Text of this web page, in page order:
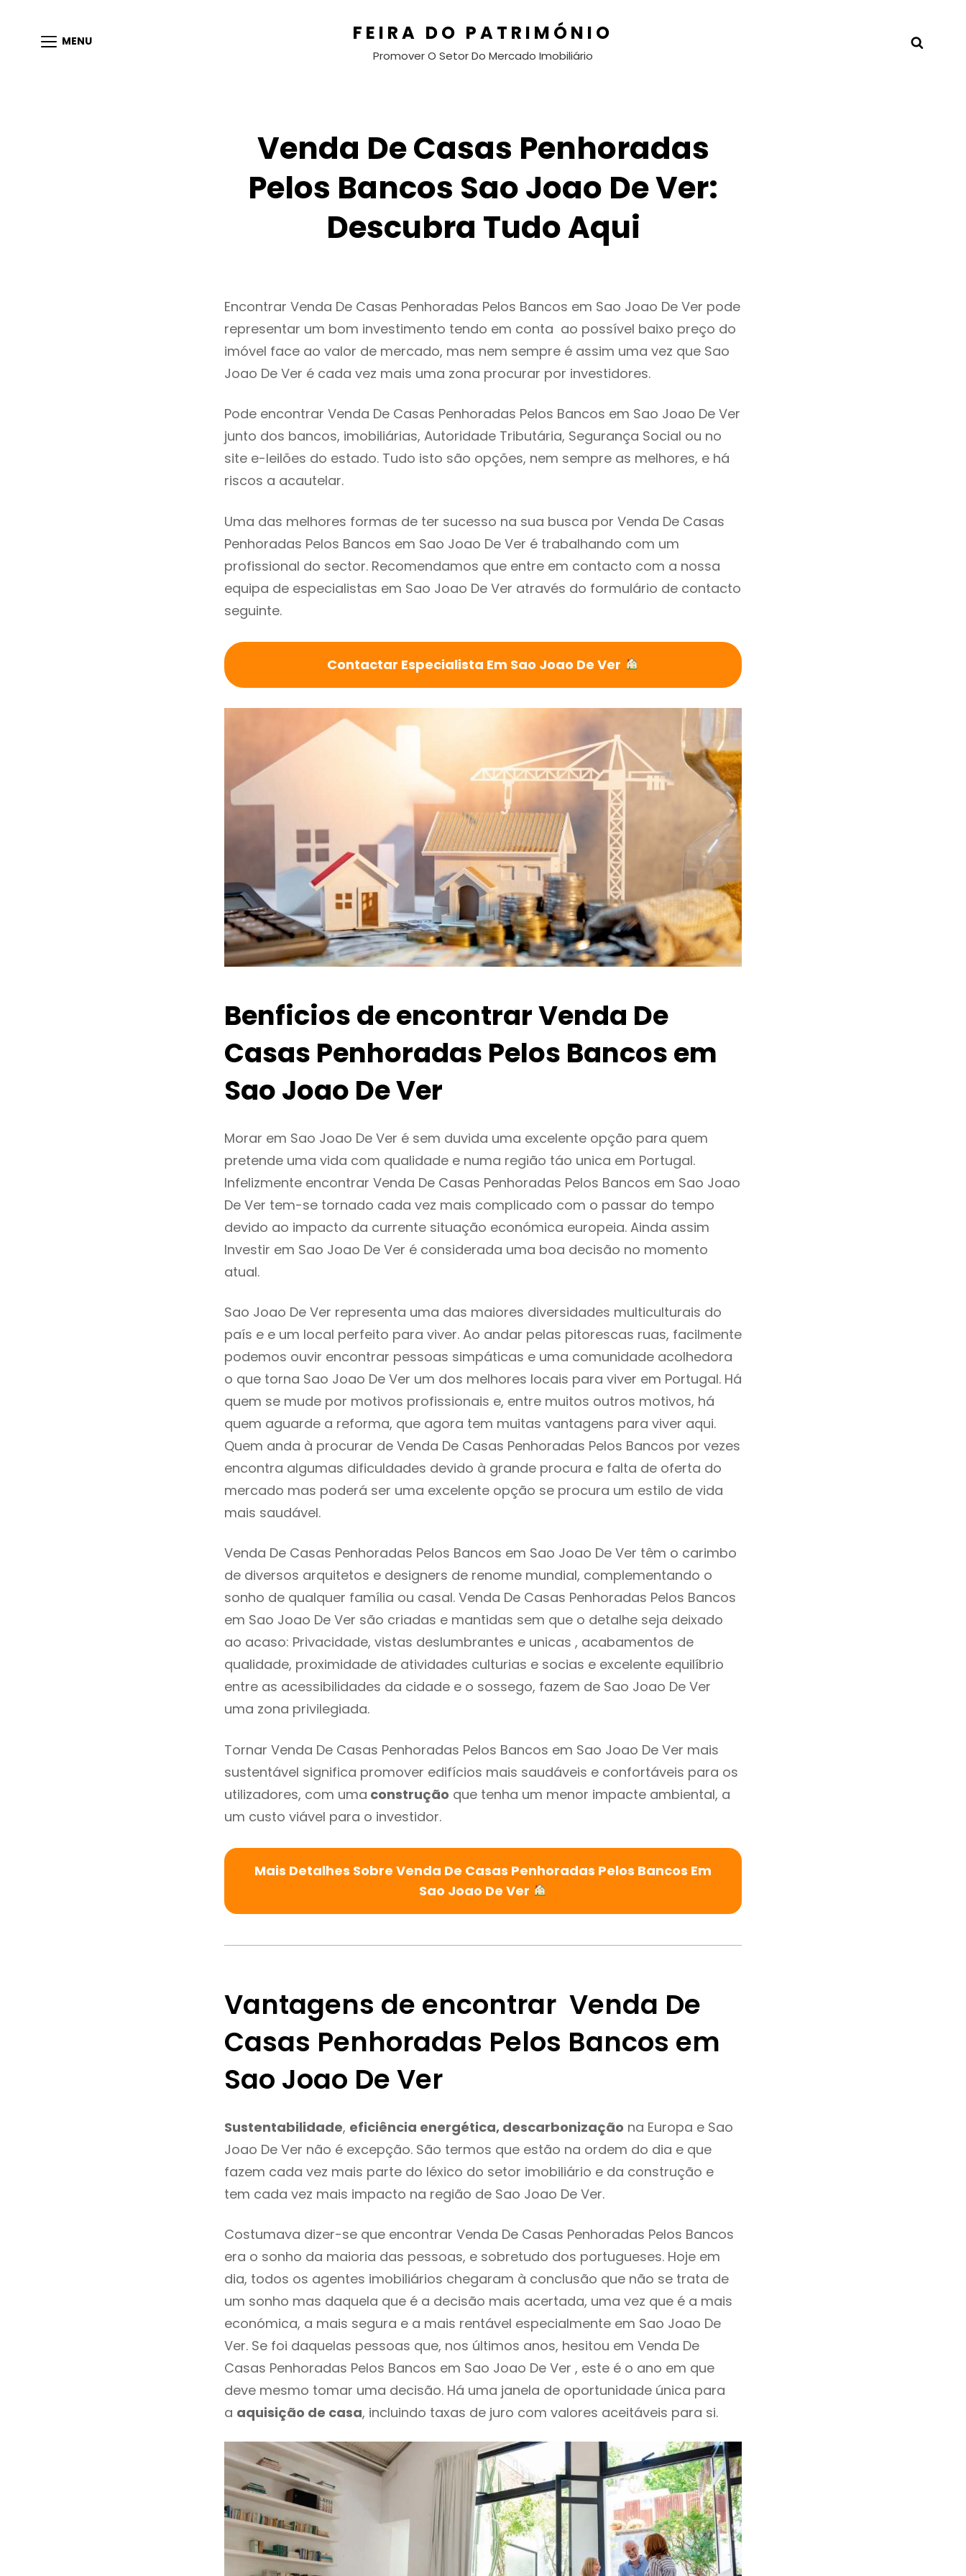
MENU FEIRA DO PATRIMÓNIO
Promover O Setor Do Mercado Imobiliário
Venda De Casas Penhoradas
Pelos Bancos Sao Joao De Ver:
Descubra Tudo Aqui
Encontrar Venda De Casas Penhoradas Pelos Bancos em Sao Joao De Ver pode
representar um bom investimento tendo em conta ao possível baixo preço do
imóvel face ao valor de mercado, mas nem sempre é assim uma vez que Sao
Joao De Ver é cada vez mais uma zona procurar por investidores.
Pode encontrar Venda De Casas Penhoradas Pelos Bancos em Sao Joao De Ver
junto dos bancos, imobiliárias, Autoridade Tributária, Segurança Social ou no
site e-leilões do estado. Tudo isto são opções, nem sempre as melhores, e há
riscos a acautelar.
Uma das melhores formas de ter sucesso na sua busca por Venda De Casas
Penhoradas Pelos Bancos em Sao Joao De Ver é trabalhando com um
profissional do sector. Recomendamos que entre em contacto com a nossa
equipa de especialistas em Sao Joao De Ver através do formulário de contacto
seguinte.
Contactar Especialista Em Sao Joao De Ver
Benficios de encontrar Venda De
Casas Penhoradas Pelos Bancos em
Sao Joao De Ver
Morar em Sao Joao De Ver é sem duvida uma excelente opção para quem
pretende uma vida com qualidade e numa região táo unica em Portugal.
Infelizmente encontrar Venda De Casas Penhoradas Pelos Bancos em Sao Joao
De Ver tem-se tornado cada vez mais complicado com o passar do tempo
devido ao impacto da currente situação económica europeia. Ainda assim
Investir em Sao Joao De Ver é considerada uma boa decisão no momento
atual.
Sao Joao De Ver representa uma das maiores diversidades multiculturais do
país e e um local perfeito para viver. Ao andar pelas pitorescas ruas, facilmente
podemos ouvir encontrar pessoas simpáticas e uma comunidade acolhedora
o que torna Sao Joao De Ver um dos melhores locais para viver em Portugal. Há
quem se mude por motivos profissionais e, entre muitos outros motivos, há
quem aguarde a reforma, que agora tem muitas vantagens para viver aqui.
Quem anda à procurar de Venda De Casas Penhoradas Pelos Bancos por vezes
encontra algumas dificuldades devido à grande procura e falta de oferta do
mercado mas poderá ser uma excelente opção se procura um estilo de vida
mais saudável.
Venda De Casas Penhoradas Pelos Bancos em Sao Joao De Ver têm o carimbo
de diversos arquitetos e designers de renome mundial, complementando o
sonho de qualquer família ou casal. Venda De Casas Penhoradas Pelos Bancos
em Sao Joao De Ver são criadas e mantidas sem que o detalhe seja deixado
ao acaso: Privacidade, vistas deslumbrantes e unicas , acabamentos de
qualidade, proximidade de atividades culturias e socias e excelente equilíbrio
entre as acessibilidades da cidade e o sossego, fazem de Sao Joao De Ver
uma zona privilegiada.
Tornar Venda De Casas Penhoradas Pelos Bancos em Sao Joao De Ver mais
sustentável significa promover edifícios mais saudáveis e confortáveis para os
utilizadores, com uma construção que tenha um menor impacte ambiental, a
um custo viável para o investidor.
Mais Detalhes Sobre Venda De Casas Penhoradas Pelos Bancos Em
Sao Joao De Ver
Vantagens de encontrar Venda De
Casas Penhoradas Pelos Bancos em
Sao Joao De Ver
Sustentabilidade, eficiência energética, descarbonização na Europa e Sao
Joao De Ver não é excepção. São termos que estão na ordem do dia e que
fazem cada vez mais parte do léxico do setor imobiliário e da construção e
tem cada vez mais impacto na região de Sao Joao De Ver.
Costumava dizer-se que encontrar Venda De Casas Penhoradas Pelos Bancos
era o sonho da maioria das pessoas, e sobretudo dos portugueses. Hoje em
dia, todos os agentes imobiliários chegaram à conclusão que não se trata de
um sonho mas daquela que é a decisão mais acertada, uma vez que é a mais
económica, a mais segura e a mais rentável especialmente em Sao Joao De
Ver. Se foi daquelas pessoas que, nos últimos anos, hesitou em Venda De
Casas Penhoradas Pelos Bancos em Sao Joao De Ver , este é o ano em que
deve mesmo tomar uma decisão. Há uma janela de oportunidade única para
a aquisição de casa, incluindo taxas de juro com valores aceitáveis para si.